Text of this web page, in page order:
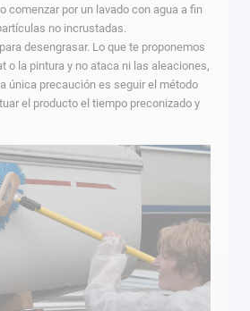
comenzar por un lavado con agua a fin
no incrustadas.
desengrasar. Lo que te proponemos
o la pintura y no ataca ni las aleaciones,
única precaución es seguir el método
el producto el tiempo preconizado y